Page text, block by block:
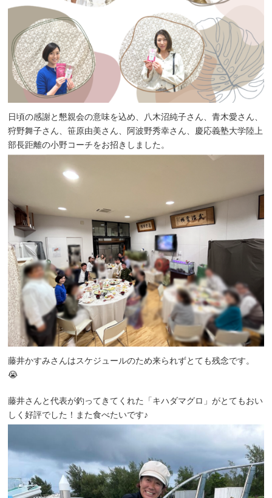
日頃の感謝と懇親会の意味を込め、八木沼純子さん、青木愛さん、
狩野舞子さん、笹原由美さん、阿波野秀幸さん、慶応義塾大学陸上
部長距離の小野コーチをお招きしました。
藤井かすみさんはスケジュールのため来られずとても残念です。
😭
藤井さんと代表が釣ってきてくれた「キハダマグロ」がとてもおい
しく好評でした！また食べたいです♪